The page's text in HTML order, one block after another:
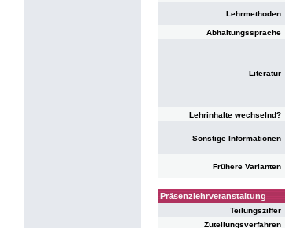
Lehrmethoden
Abhaltungssprache
Literatur
Lehrinhalte wechselnd?
Sonstige Informationen
Frühere Varianten
Präsenzlehrveranstaltung
Teilungsziffer
Zuteilungsverfahren